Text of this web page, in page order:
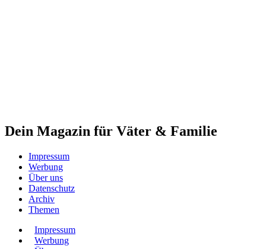
Dein Magazin für Väter & Familie
Impressum
Werbung
Über uns
Datenschutz
Archiv
Themen
Impressum
Werbung